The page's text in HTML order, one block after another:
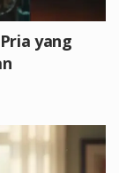
yang